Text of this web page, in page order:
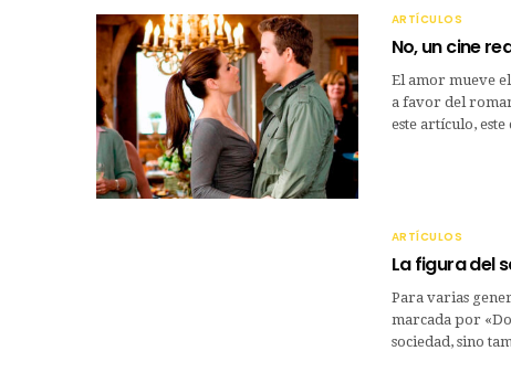
ARTÍCULOS
No, un cine
El amor mueve
a favor del
este artículo,
ARTÍCULOS
La figura del
Para varias
marcada por
sociedad, sino